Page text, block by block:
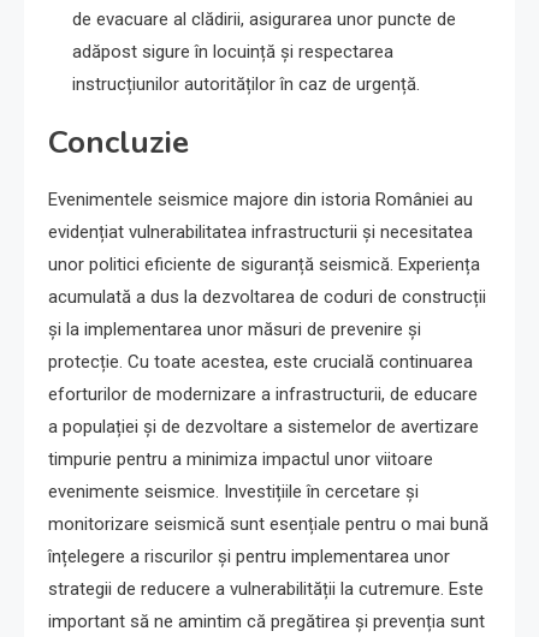
de evacuare al clădirii, asigurarea unor puncte de
adăpost sigure în locuință și respectarea
instrucțiunilor autorităților în caz de urgență.
Concluzie
Evenimentele seismice majore din istoria României au
evidențiat vulnerabilitatea infrastructurii și necesitatea
unor politici eficiente de siguranță seismică. Experiența
acumulată a dus la dezvoltarea de coduri de construcții
și la implementarea unor măsuri de prevenire și
protecție. Cu toate acestea, este crucială continuarea
eforturilor de modernizare a infrastructurii, de educare
a populației și de dezvoltare a sistemelor de avertizare
timpurie pentru a minimiza impactul unor viitoare
evenimente seismice. Investițiile în cercetare și
monitorizare seismică sunt esențiale pentru o mai bună
înțelegere a riscurilor și pentru implementarea unor
strategii de reducere a vulnerabilității la cutremure. Este
important să ne amintim că pregătirea și prevenția sunt